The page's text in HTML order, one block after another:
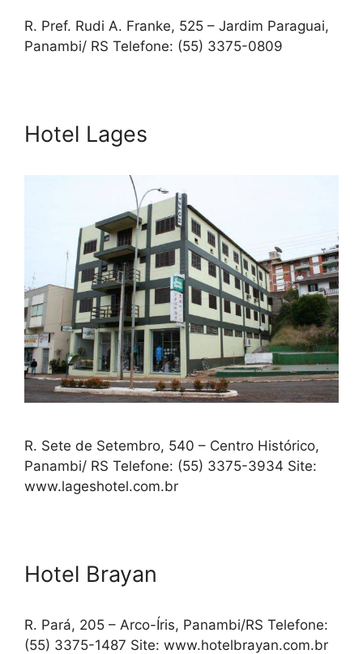
R. Pref. Rudi A. Franke, 525 – Jardim Paraguai,
Panambi/ RS Telefone: (55) 3375-0809
Hotel Lages
R. Sete de Setembro, 540 – Centro Histórico,
Panambi/ RS Telefone: (55) 3375-3934 Site:
www.lageshotel.com.br
Hotel Brayan
R. Pará, 205 – Arco-Íris, Panambi/RS Telefone:
(55) 3375-1487 Site: www.hotelbrayan.com.br